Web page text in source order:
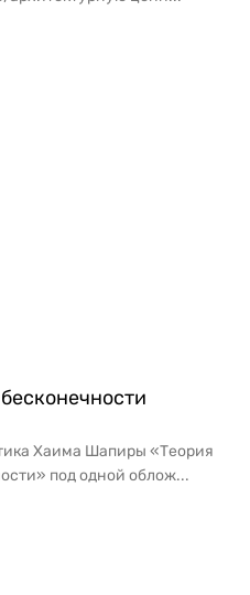
Хаима Шапиры «Теория
под одной облож...